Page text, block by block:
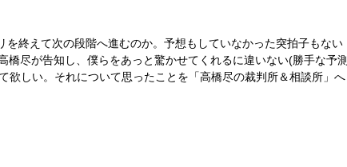
終えて次の段階へ進むのか。予想もしていなかった突拍子もない
尽が告知し、僕らをあっと驚かせてくれるに違いない(勝手な予測
しい。それについて思ったことを「高橋尽の裁判所＆相談所」へ